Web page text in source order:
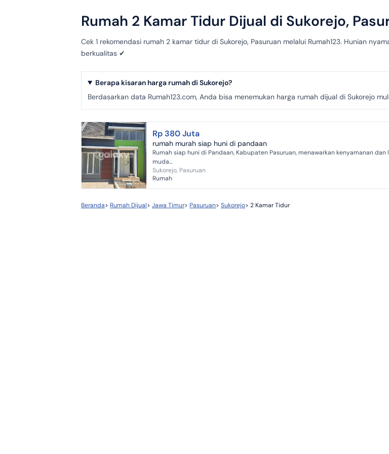
Rumah 2 Kamar Tidur Dijual di Sukorejo,
Cek 1 rekomendasi rumah 2 kamar tidur di Sukorejo, Pasuruan melalui Rumah123. Hunian
berkualitas ✔
Berapa kisaran harga rumah di Sukorejo?
Berdasarkan data Rumah123.com, Anda bisa menemukan harga rumah dijual di Sukorejo
Rp 380 Juta
rumah murah siap huni di pandaan
Rumah siap huni di Pandaan, Kabupaten Pasuruan, menawarkan kenyamanan
muda...
Sukorejo, Pasuruan
Rumah
Beranda> Rumah Dijual> Jawa Timur> Pasuruan> Sukorejo> 2 Kamar Tidur